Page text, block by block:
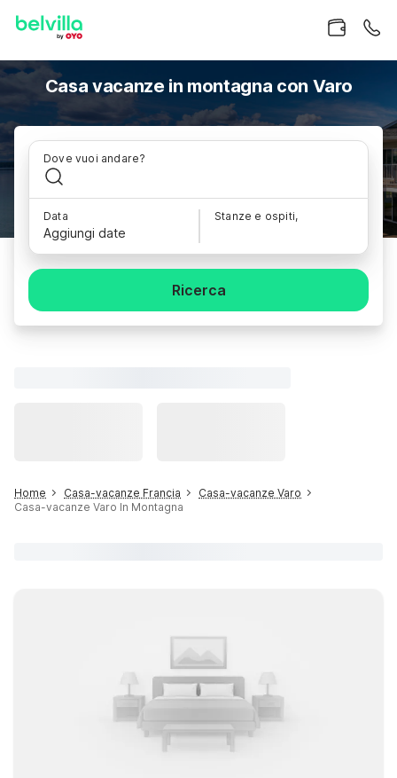
Casa vacanze in montagna con Varo
Dove vuoi andare?
Data
Aggiungi date
Stanze e ospiti,
Ricerca
Home Casa-vacanze Francia
Casa-vacanze Varo
Casa-vacanze Varo In Montagna